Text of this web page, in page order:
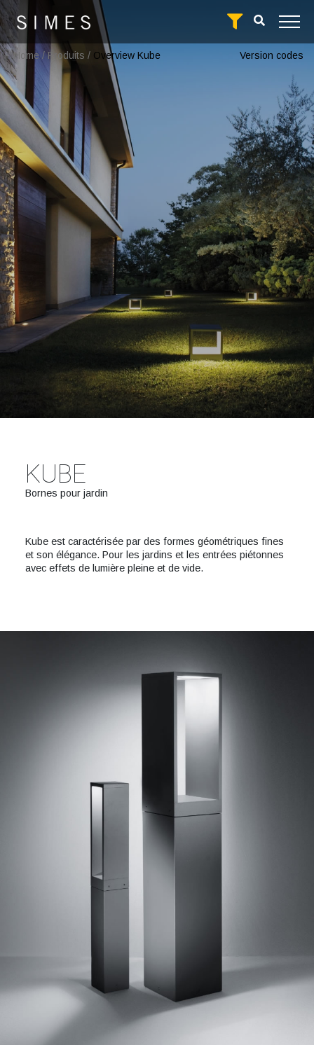
Home /Produits / Overview Kube Version codes
KUBE
Bornes pour jardin
Kube est caractérisée par des formes géométriques fines
et son élégance. Pour les jardins et les entrées piétonnes
avec effets de lumière pleine et de vide.